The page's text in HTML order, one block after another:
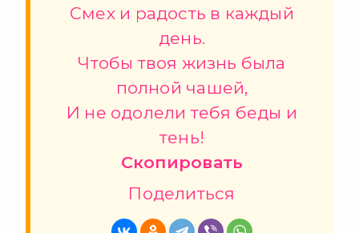
Смех и радость в каждый
день.
Чтобы твоя жизнь была
полной чашей,
И не одолели тебя беды и
тень!
Скопировать
Поделиться